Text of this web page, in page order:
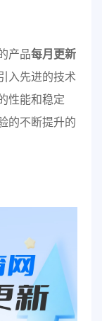
产品每月更新
入先进的技术
性能和稳定
的不断提升的